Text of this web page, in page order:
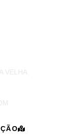
VELHA,